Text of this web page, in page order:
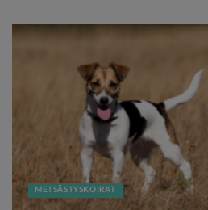
METSÄSTYSKOIRAT